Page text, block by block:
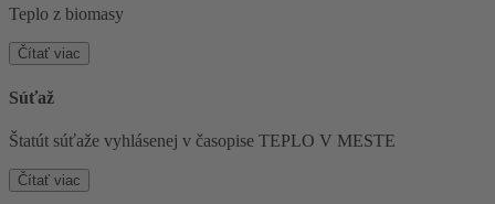
Teplo z biomasy
Čítať viac
Súťaž
Štatút súťaže vyhlásenej v časopise TEPLO V MESTE
Čítať viac